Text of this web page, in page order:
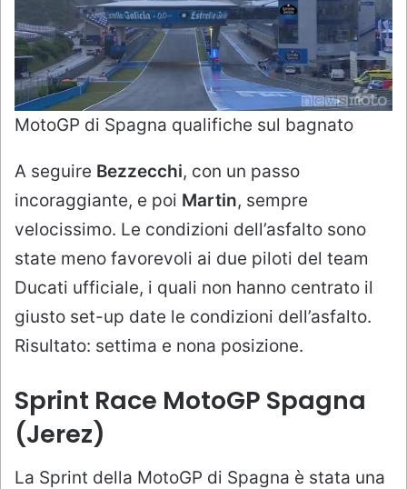
MotoGP di Spagna qualifiche sul bagnato
A seguire Bezzecchi, con un passo
incoraggiante, e poi Martin, sempre
velocissimo. Le condizioni dell’asfalto sono
state meno favorevoli ai due piloti del team
Ducati ufficiale, i quali non hanno centrato il
giusto set-up date le condizioni dell’asfalto.
Risultato: settima e nona posizione.
Sprint Race MotoGP Spagna
(Jerez)
La Sprint della MotoGP di Spagna è stata una